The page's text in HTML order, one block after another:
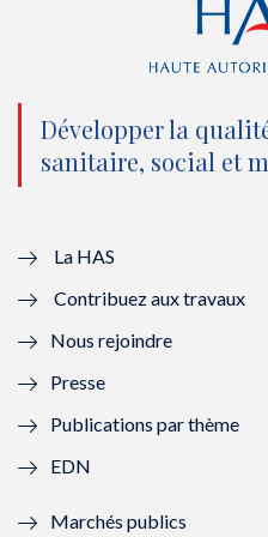
n
o
u
l
l
f
k
(
n
o
e
e
Développer la
sanitaire, social et
La HAS
Contribuez aux travaux
Nous rejoindre
Presse
Publications par thème
EDN
Marchés publics